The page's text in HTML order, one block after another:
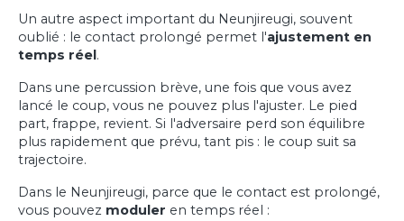
Un autre aspect important du Neunjireugi, souvent
oublié : le contact prolongé permet l'ajustement en
temps réel .
Dans une percussion brève, une fois que vous avez
lancé le coup, vous ne pouvez plus l'ajuster. Le pied
part, frappe, revient. Si l'adversaire perd son équilibre
plus rapidement que prévu, tant pis : le coup suit sa
trajectoire.
Dans le Neunjireugi, parce que le contact est prolongé,
vous pouvez moduler en temps réel :